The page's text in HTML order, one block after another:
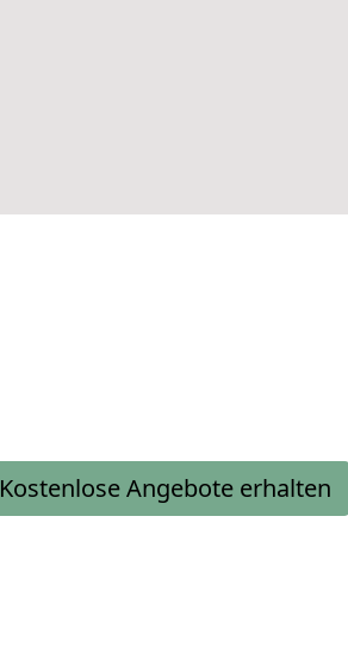
Kostenlose Angebote erhalten